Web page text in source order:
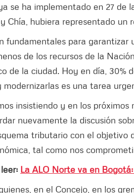
se ha implementado en 27 de
Chía, hubiera representado un
fundamentales para
de los recursos de la
de la ciudad. Hoy en día, 30%
modernizarlas es una tarea
insistiendo y en los
nuevamente la discusión
tributario con el objetivo
tal como nos
La ALO Norte va en
en el Concejo, en los